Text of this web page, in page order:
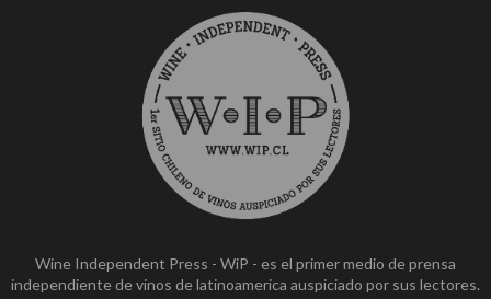
Wine Independent Press - WiP - es el primer medio de prensa
independiente de vinos de latinoamerica auspiciado por sus lectores.